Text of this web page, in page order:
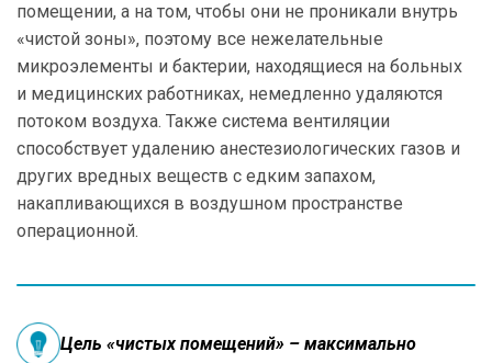
помещении, а на том, чтобы они не проникали внутрь
«чистой зоны», поэтому все нежелательные
микроэлементы и бактерии, находящиеся на больных
и медицинских работниках, немедленно удаляются
потоком воздуха. Также система вентиляции
способствует удалению анестезиологических газов и
других вредных веществ с едким запахом,
накапливающихся в воздушном пространстве
операционной.
Цель «чистых помещений» – максимально